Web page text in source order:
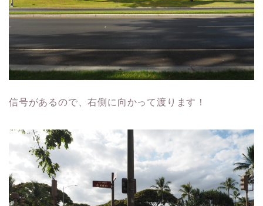
信号があるので、右側に向かって渡ります！